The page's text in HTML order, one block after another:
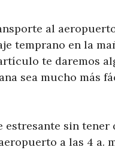
al
temprano en la
te daremos
sea mucho más
estresante sin
a las 4 a.